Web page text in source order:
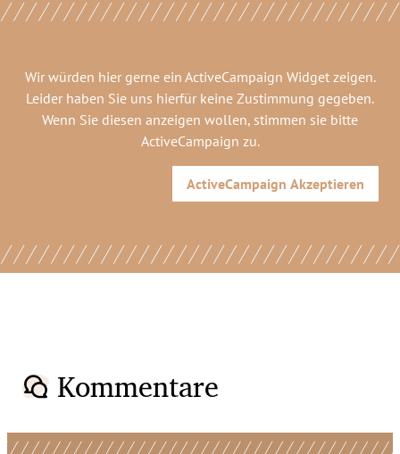
Wir würden hier gerne ein ActiveCampaign Widgetzeigen.
Leider haben Sie uns hierfür keine Zustimmung gegeben.
Wenn Sie diesen anzeigen wollen, stimmen sie bitte
ActiveCampaign zu.
ActiveCampaign Akzeptieren
Kommentare